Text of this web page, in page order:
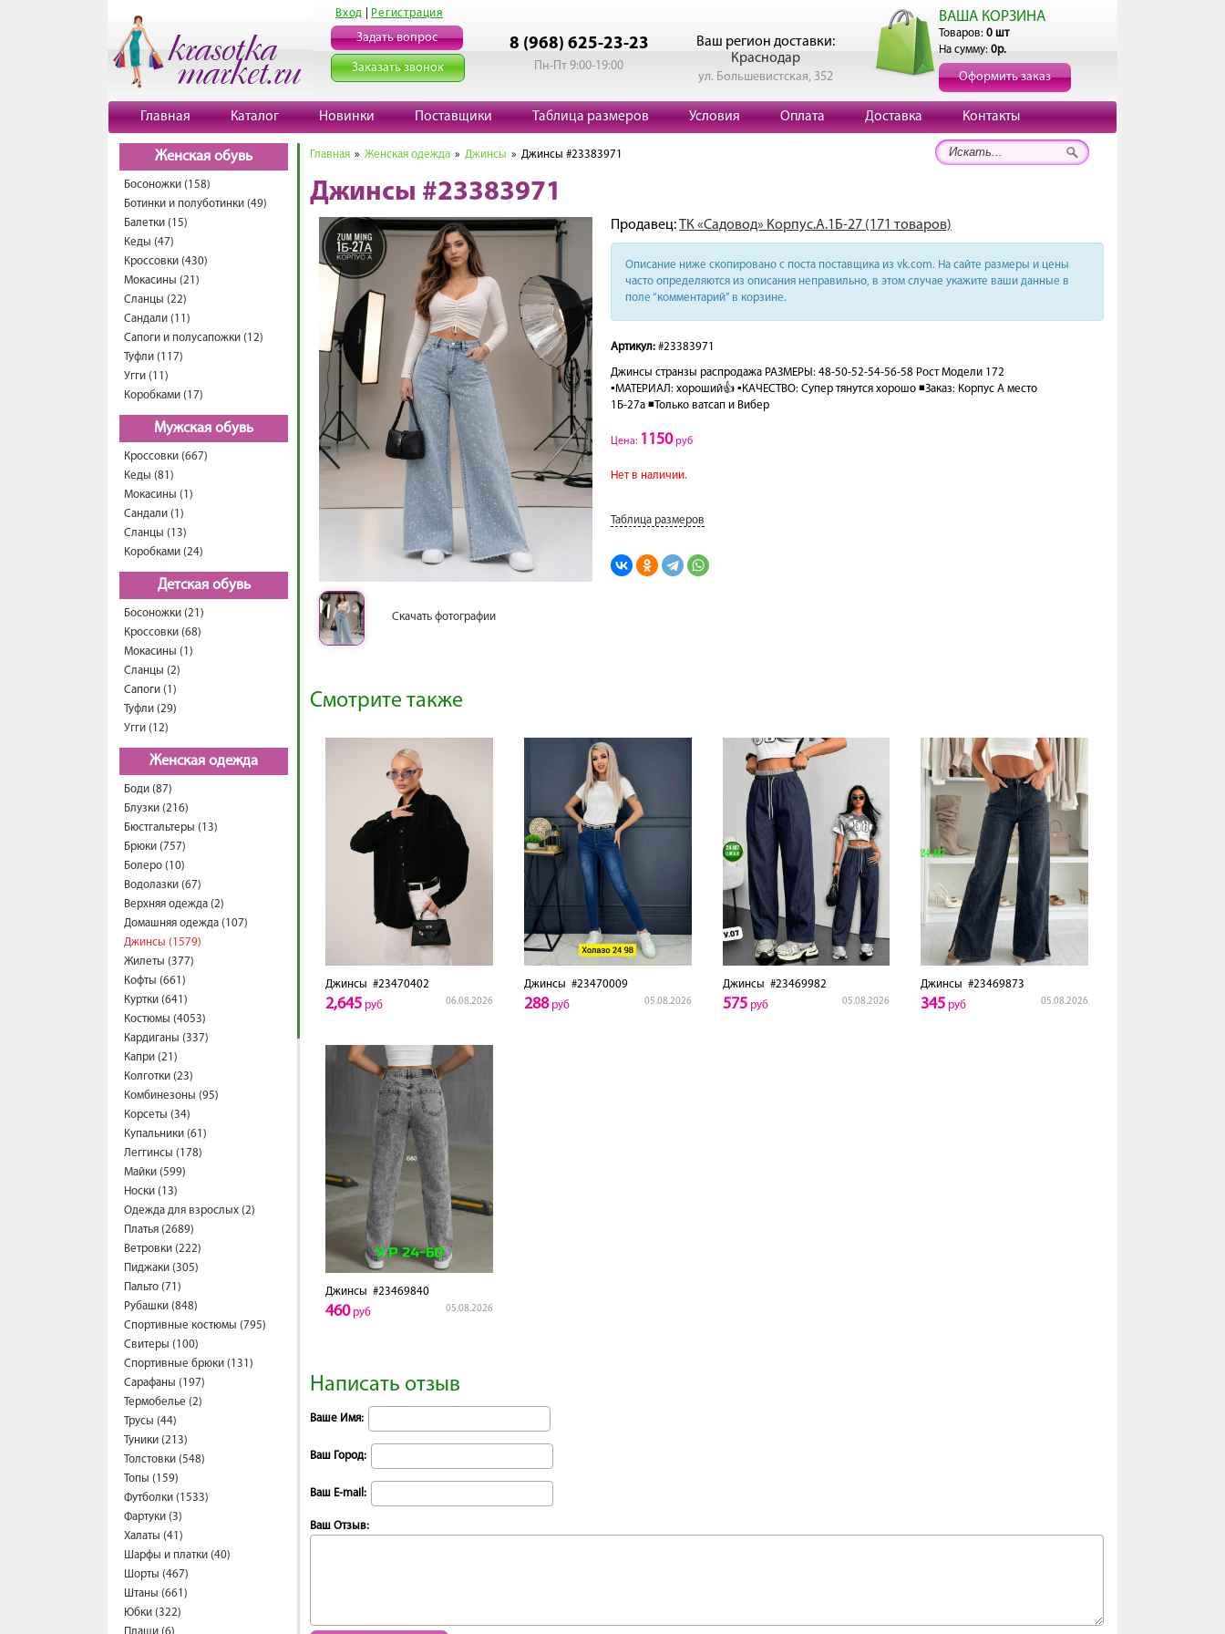
Вход Регистрация
Задать вопрос
Заказать звонок
8 (968) 625-23-23
Пн-Пт 9:00-19:00
Ваш регион доставки:
Краснодар
ул. Большевистская, 352
ВАША КОРЗИНА
Товаров: 0 шт
На сумму: 0р.
Оформить заказ
Главная Каталог Новинки Поставщики Таблица размеров Условия Оплата Доставка Контакты
Женская обувь
Босоножки (158)
Ботинки и полуботинки (49)
Балетки (15)
Кеды (47)
Кроссовки (430)
Мокасины (21)
Сланцы (22)
Сандали (11)
Сапоги и полусапожки (12)
Туфли (117)
Угги (11)
Коробками (17)
Мужская обувь
Кроссовки (667)
Кеды (81)
Мокасины (1)
Сандали (1)
Сланцы (13)
Коробками (24)
Детская обувь
Босоножки (21)
Кроссовки (68)
Мокасины (1)
Сланцы (2)
Сапоги (1)
Туфли (29)
Угги (12)
Женская одежда
Боди (87)
Блузки (216)
Бюстгальтеры (13)
Брюки (757)
Болеро (10)
Водолазки (67)
Верхняя одежда (2)
Домашняя одежда (107)
Джинсы (1579)
Жилеты (377)
Кофты (661)
Куртки (641)
Костюмы (4053)
Кардиганы (337)
Капри (21)
Колготки (23)
Комбинезоны (95)
Корсеты (34)
Купальники (61)
Леггинсы (178)
Майки (599)
Носки (13)
Одежда для взрослых (2)
Платья (2689)
Ветровки (222)
Пиджаки (305)
Пальто (71)
Рубашки (848)
Спортивные костюмы (795)
Свитеры (100)
Спортивные брюки (131)
Сарафаны (197)
Термобелье (2)
Трусы (44)
Туники (213)
Толстовки (548)
Топы (159)
Футболки (1533)
Фартуки (3)
Халаты (41)
Шарфы и платки (40)
Шорты (467)
Штаны (661)
Юбки (322)
Главная » Женская одежда » Джинсы » Джинсы #23383971
Джинсы #23383971
Скачать фотографии
Продавец:ТК «Садовод» Корпус.А.1Б-27 (171 товаров)
Описание ниже скопировано с поста поставщика из vk.com. На сайте размеры и цены
часто определяются из описания неправильно, в этом случае укажите ваши данные в
поле “комментарий” в корзине.
Артикул: #23383971
Джинсы странзы распродажа РАЗМЕРЫ: 48-50-52-54-56-58 Рост Модели 172
▪МАТЕРИАЛ: хороший👍 ▪КАЧЕСТВО: Супер тянутся хорошо ◾️Заказ: Корпус А место
1Б-27а ◾️Только ватсап и Вибер
Цена: 1150руб
Нет в наличии.
Таблица размеров
Смотрите также
Джинсы #23470402
06.08.2026
2,645 руб
Джинсы #23470009
05.08.2026
288руб
Джинсы #23469982
05.08.2026
575руб
Джинсы #23469873
05.08.2026
345 руб
Джинсы #23469840
05.08.2026
460руб
Написать отзыв
Ваше Имя:
Ваш Город:
Ваш E-mail:
Ваш Отзыв: